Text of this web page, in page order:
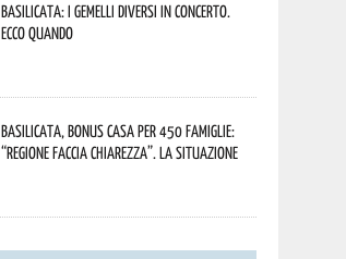
Basilicata: i Gemelli DiVersi in concerto.
Ecco quando
Basilicata, Bonus casa per 450 famiglie:
“Regione faccia chiarezza”. La situazione